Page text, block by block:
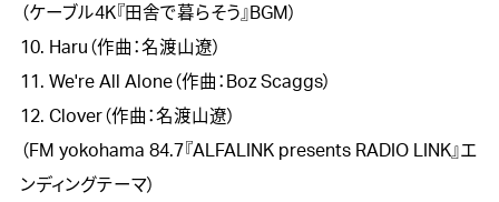
（ケーブル4K『田舎で暮らそう』BGM）
10. Haru（作曲：名渡山遼）
11. We're All Alone（作曲：Boz Scaggs）
12. Clover（作曲：名渡山遼）
（FM yokohama 84.7『ALFALINK presents RADIO LINK』エ